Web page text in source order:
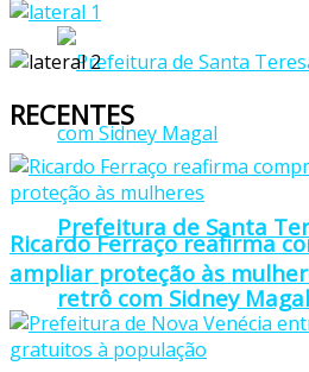
Prefeitura de Santa
retrô com Sidney Magal
RECENTES
Ricardo Ferraço reafirma
ampliar proteção às